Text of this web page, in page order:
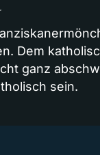
Dem
ganz
sein.